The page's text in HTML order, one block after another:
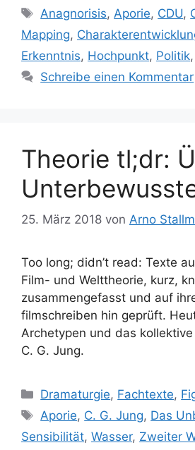
Schlagwörter
Anagnorisis, Aporie, CDU,
Mapping,
Erkenntnis, Hochpunkt, Politik,
Schreibe einen Kommentar
Theorie tl;dr:
25. März 2018 von Arno
Too long; didn’t read: Texte
Film- und Welttheorie, kurz,
zusammengefasst und auf
filmschreiben hin geprüft.
Archetypen und das
C. G. Jung.
Kategorien
Dramaturgie, Fachtexte,
Schlagwörter
Aporie, C. G. Jung, Das
Sensibilität, Wasser, Zweiter